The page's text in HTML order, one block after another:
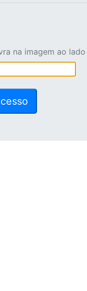
na imagem ao